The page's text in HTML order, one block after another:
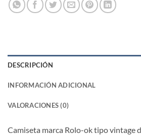
DESCRIPCIÓN
INFORMACIÓN ADICIONAL
VALORACIONES (0)
Camiseta marca Rolo-ok tipo vintage